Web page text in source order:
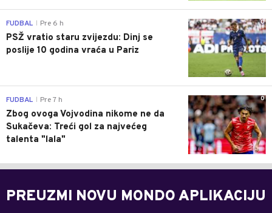
0
FUDBAL Pre 6 h
PSŽ vratio staru zvijezdu: Dinj se
poslije 10 godina vraća u Pariz
0
FUDBAL Pre 7 h
Zbog ovoga Vojvodina nikome ne da
Sukačeva: Treći gol za najvećeg
talenta "lala"
PREUZMI NOVU MONDO APLIKACIJU